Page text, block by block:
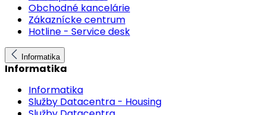
Obchodné kancelárie
Zákaznícke centrum
Hotline - Service desk
Informatika
Informatika
Informatika
Služby Datacentra - Housing